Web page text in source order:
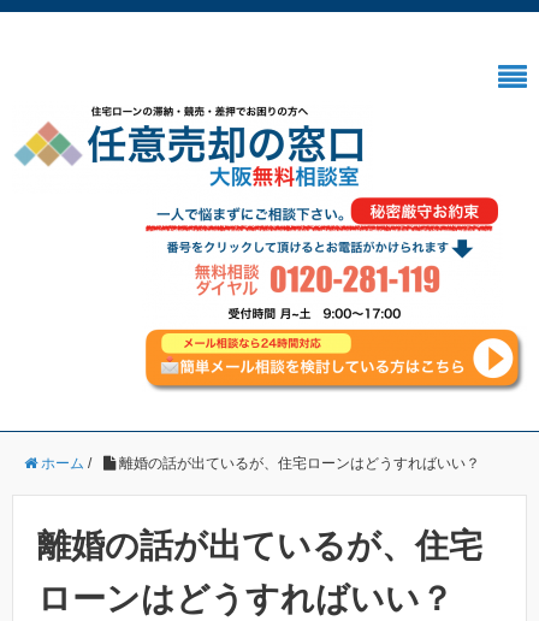
ホーム / 離婚の話が出ているが、住宅ローンはどうすればいい？
離婚の話が出ているが、住宅
ローンはどうすればいい？